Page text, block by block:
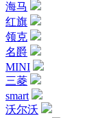
海马
红旗
领克
名爵
MINI
三菱
smart
沃尔沃